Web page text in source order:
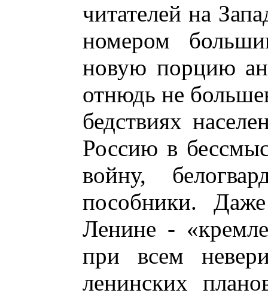
читателей на
номером
новую порцию
отнюдь не
бедствиях
Россию в
войну,
пособники.
Ленине -
при всем
ленинских